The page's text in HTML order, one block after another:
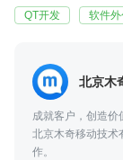
QT开发 软件
北京木
成就客户，创造价
北京木奇移动技术
作。